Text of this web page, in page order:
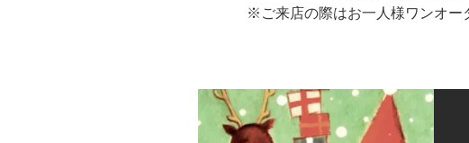
※ご来店の際はお一人様ワンオー